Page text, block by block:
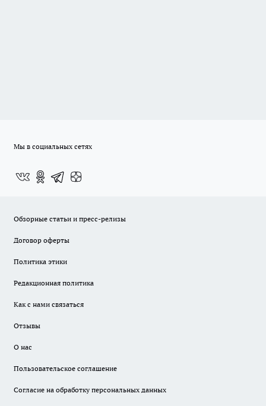
Мы в социальных сетях
Обзорные статьи и пресс-релизы
Договор оферты
Политика этики
Редакционная политика
Как с нами связаться
Отзывы
О нас
Пользовательское соглашение
Согласие на обработку персональных данных